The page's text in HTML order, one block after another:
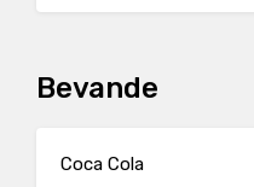
Bevande
Coca Cola